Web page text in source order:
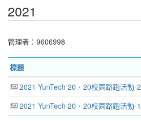
2021
管理者：9606998
標題
2021 YunTech 20．20校園路跑活動-2
2021 YunTech 20．20校園路跑活動-1